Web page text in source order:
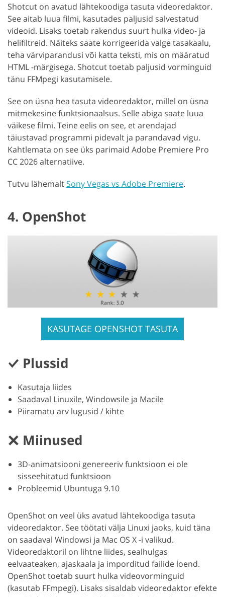
Shotcut on avatud lähtekoodiga tasuta videoredaktor.
See aitab luua filmi, kasutades paljusid salvestatud
videoid. Lisaks toetab rakendus suurt hulka video- ja
helifiltreid. Näiteks saate korrigeerida valge tasakaalu,
teha värviparandusi või katta teksti, mis on määratud
HTML -märgisega. Shotcut toetab paljusid vorminguid
tänu FFMpegi kasutamisele.
See on üsna hea tasuta videoredaktor, millel on üsna
mitmekesine funktsionaalsus. Selle abiga saate luua
väikese filmi. Teine eelis on see, et arendajad
täiustavad programmi pidevalt ja parandavad vigu.
Kahtlemata on see üks parimaid Adobe Premiere Pro
CC 2026 alternatiive.
Tutvu lähemaltSony Vegas vs Adobe Premiere.
4. OpenShot
KASUTAGE OPENSHOT TASUTA
Plussid
Kasutaja liides
Saadaval Linuxile, Windowsile ja Macile
Piiramatu arv lugusid / kihte
Miinused
3D-animatsiooni genereeriv funktsioon ei ole
sisseehitatud funktsioon
Probleemid Ubuntuga 9.10
OpenShot on veel üks avatud lähtekoodiga tasuta
videoredaktor. See töötati välja Linuxi jaoks, kuid täna
on saadaval Windowsi ja Mac OS X -i valikud.
Videoredaktoril on lihtne liides, sealhulgas
eelvaateaken, ajaskaala ja imporditud failide loend.
OpenShot toetab suurt hulka videovorminguid
(kasutab FFmpegi). Lisaks sisaldab videoredaktor efekte